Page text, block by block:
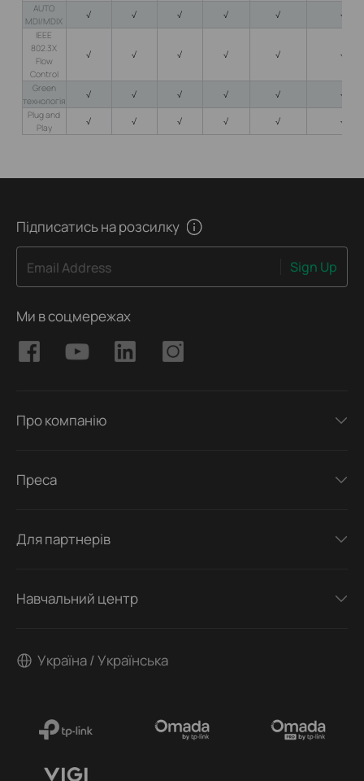
AUTO
MDI/MDIX
√ √ √ √ √
√
IEEE
802.3X
Flow
Control
√ √ √ √ √ √
Green
технологія
√ √ √ √ √
√
Plug and
Play
√ √ √ √ √ √
Підписатись на розсилку
Email Address Sign Up
Ми в соцмережах
Про компанію
Преса
Для партнерів
Навчальний центр
Україна / Українська